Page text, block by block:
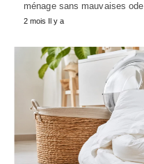
ménage sans mauvaises
2 mois Il y a